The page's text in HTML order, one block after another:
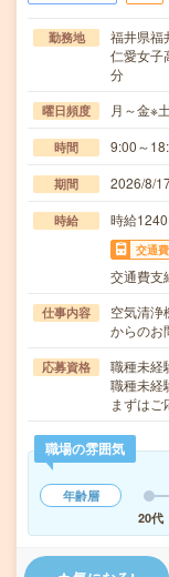
勤務地
福井県福
仁愛女子
分
曜日頻度 月～金※
時間 9:00～
期間 2026/8/
時給 時給
交通費
交通費支
仕事内容
空気清浄
からのお
応募資格
職種未経
職種未経
まずは
職場の雰囲気
年齢層
20代